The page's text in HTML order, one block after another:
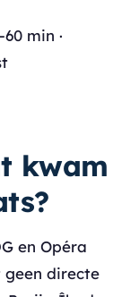
min ·
kwam
en Opéra
geen directe